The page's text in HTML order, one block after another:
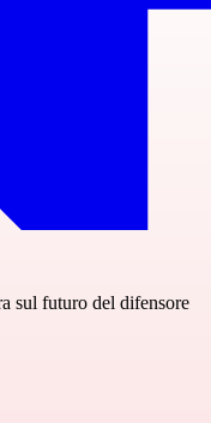
sul futuro del difensore